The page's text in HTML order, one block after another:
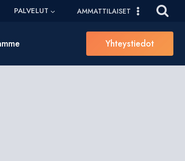
PALVELUT AMMATTILAISET
Yhteystiedot